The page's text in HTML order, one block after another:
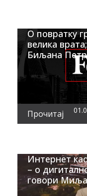
О повратку
велика
Биљана
Прочитај
Интернет
– о
говори